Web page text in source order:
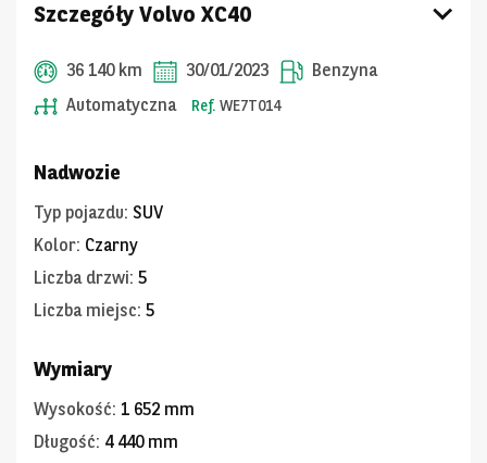
Szczegóły Volvo XC40
36 140 km 30/01/2023
Benzyna
Automatyczna
Ref. WE7T014
Nadwozie
Typ pojazdu: SUV
Kolor: Czarny
Liczba drzwi: 5
Liczba miejsc: 5
Wymiary
Wysokość: 1 652 mm
Długość: 4 440 mm